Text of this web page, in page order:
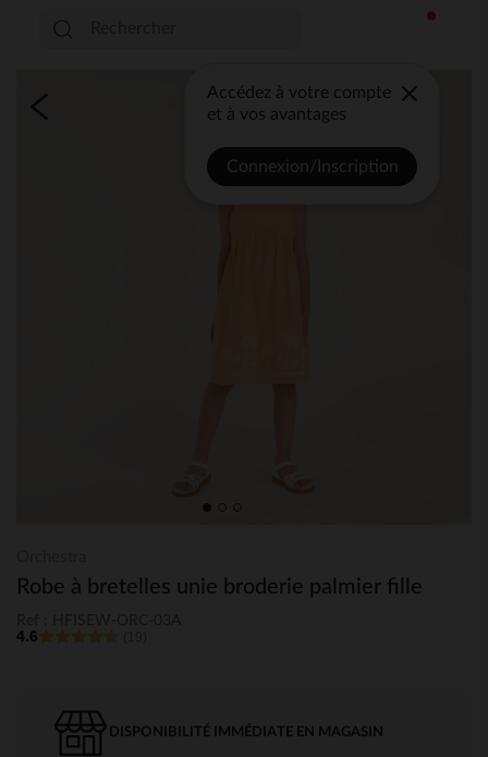
Accédez à votre compte
et à vos avantages
Connexion/Inscription
Robe à bretelles unie broderie palmier fille
4.6
DISPONIBILITÉ IMMÉDIATE EN MAGASIN